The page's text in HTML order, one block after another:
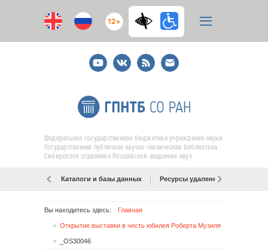
12+
YoutubeВКонтакте
RSS
E-
mail
подписка
Федеральное государственное бюджетное учреждение науки
Государственная публичная научно-техническая библиотека
Сибирского отделения Российской академии наук
Каталоги и базы данных Ресурсы удаленного доступа
Вы находитесь здесь: Главная
Открытие выставки в честь юбилея Роберта Музиля
_OS30046